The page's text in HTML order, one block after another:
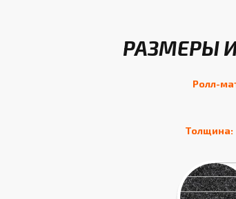
РАЗМЕРЫ
Ролл-
Толщина: